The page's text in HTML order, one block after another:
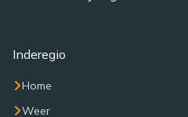
Inderegio
Home
Weer